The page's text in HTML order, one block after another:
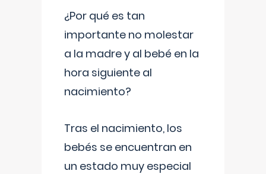
¿Por qué es tan
importante no molestar
a la madre y al bebé en la
hora siguiente al
nacimiento?
Tras el nacimiento, los
bebés se encuentran en
un estado muy especial